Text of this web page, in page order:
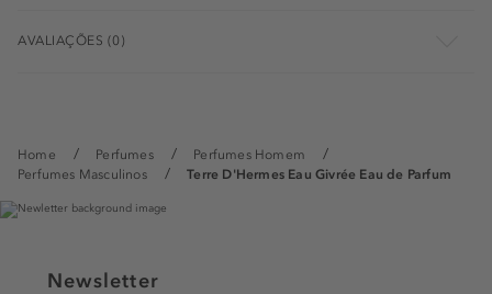
Home Perfumes
Perfumes Homem
Perfumes Masculinos
Terre D'Hermes Eau Givrée Eau de Parfum
AVALIAÇÕES (0)
Newsletter